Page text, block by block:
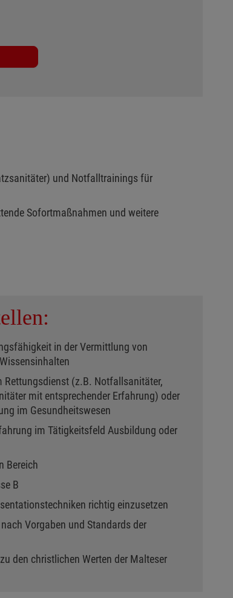
und Notfalltrainings für
Sofortmaßnahmen und weitere
in der Vermittlung von
Rettungsdienst (z.B. Notfallsanitäter,
mit entsprechender Erfahrung) oder
im Gesundheitswesen
im Tätigkeitsfeld Ausbildung oder
Bereich
B
richtig einzusetzen
Vorgaben und Standards der
den christlichen Werten der Malteser